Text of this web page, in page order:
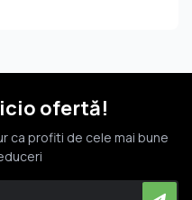
ofertă!
ca profiti de cele mai bune